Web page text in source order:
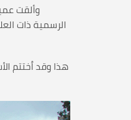
وألقت
الرسمية ذات